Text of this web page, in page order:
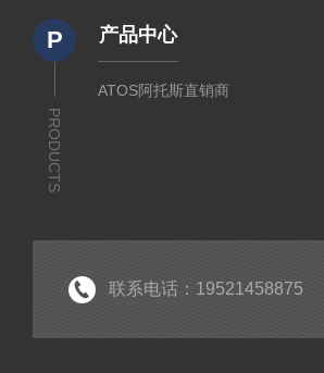
P
PRODUCTS
产品中心
ATOS阿托斯直销商
联系电话：19521458875